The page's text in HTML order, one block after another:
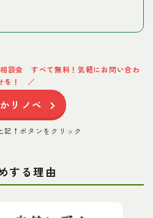
談会 すべて無料！気軽にお問い合わ
を！
リノベ
記↑ボタンをクリック
する理由